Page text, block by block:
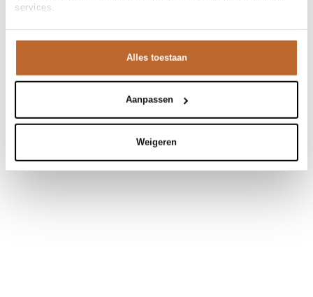
services.
Alles toestaan
Aanpassen
Weigeren